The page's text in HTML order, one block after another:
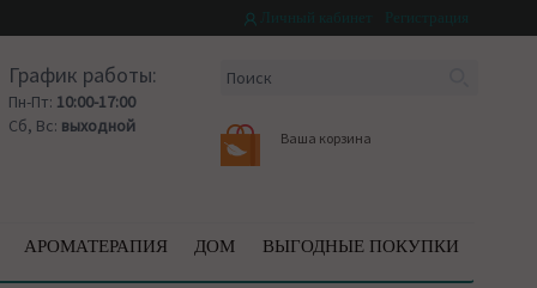
График работы:
Пн-Пт: 10:00-17:00
Сб, Вс: выходной
Ваша корзина
АРОМАТЕРАПИЯ ДОМ ВЫГОДНЫЕ ПОКУПКИ